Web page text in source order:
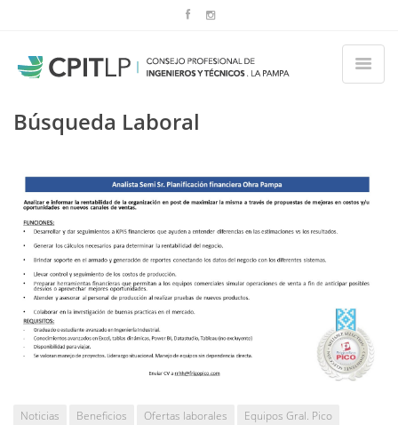
Búsqueda Laboral
Noticias Beneficios Ofertas laborales
Equipos Gral. Pico